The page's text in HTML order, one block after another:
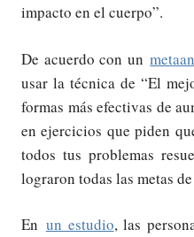
impacto en el cuerpo”.
De acuerdo con un
usar la técnica de “El
formas más efectivas de
en ejercicios que piden
todos tus problemas
lograron todas las metas
En un estudio, las